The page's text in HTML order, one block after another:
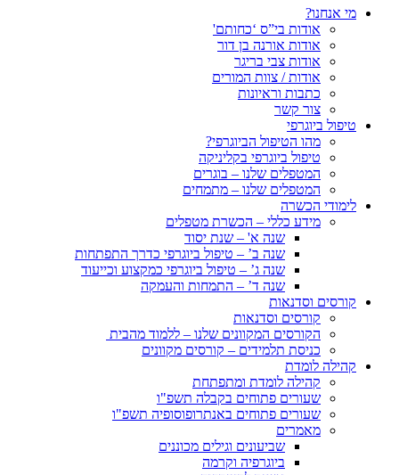
מי אנחנו?
אודות בי”ס ‘כחותם'
אודות אורנה בן דור
אודות צבי בריגר
אודות / צוות המורים
כתבות וראיונות
צור קשר
טיפול ביוגרפי
מהו הטיפול הביוגרפי?
טיפול ביוגרפי בקליניקה
המטפלים שלנו – בוגרים
המטפלים שלנו – מתמחים
לימודי הכשרה
מידע כללי – הכשרת מטפלים
שנה א' – שנת יסוד
שנה ב’ – טיפול ביוגרפי כדרך התפתחות
שנה ג’ – טיפול ביוגרפי כמקצוע וכייעוד
שנה ד’ – התמחות והעמקה
קורסים וסדנאות
קורסים וסדנאות
הקורסים המקוונים שלנו – ללמוד מהבית
כניסת תלמידים – קורסים מקוונים
קהילה לומדת
קהילה לומדת ומתפתחת
שעורים פתוחים בקבלה תשפ"ו
שעורים פתוחים באנתרופוסופיה תשפ"ו
מאמרים
שביעונים וגילים מכוננים
ביוגרפיה וקרמה